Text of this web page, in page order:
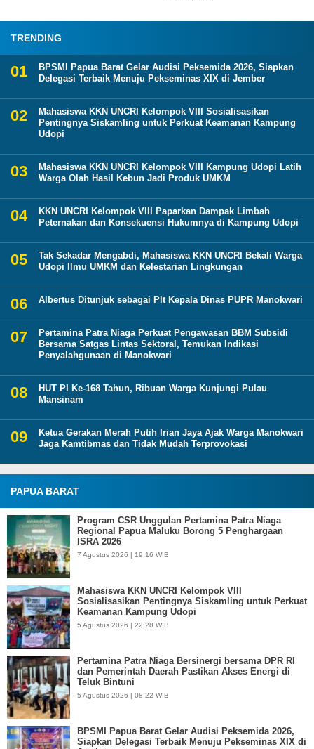
TRENDING
BPSMI Papua Barat Gelar Audisi Peksemida 2026, Siapkan
Delegasi Terbaik Menuju Pekseminas XIX di Jember
Mahasiswa KKN UNCRI Kelompok VIII Sosialisasikan
Pentingnya Siskamling untuk Perkuat Keamanan Kampung
Udopi
Mahasiswa KKN UNCRI Kelompok VIII Kampung Udopi Latih
Warga Olah Hasil Kebun Jadi Produk UMKM
KKN UNCRI Kelompok VIII Paparkan Dampak Limbah
Peternakan dan Konsekuensi Hukumnya di Kampung Udopi
Tak Sekadar Mengabdi, Mahasiswa KKN UNCRI Bekali Warga
Udopi Ilmu UMKM dan Kelestarian Lingkungan
Albertus Ditunjuk sebagai Plt Kepala Dinas PUPR Manokwari
Pertamina Patra Niaga Perkuat Pengawasan BBM Subsidi
Bersama Satgas Lintas Sektoral, Temukan Indikasi
Penyalahgunaan di Manokwari
HUT PI Ke-168 Tahun, Ribuan Warga Kunjungi Pulau
Mansinam
Ketua Gerakan Merah Putih Irian Jaya Ajak Warga Manokwari
Jaga Kamtibmas dan Tidak Mudah Terprovokasi
PAPUA BARAT
Program CSR Unggulan Pertamina Patra Niaga
Regional Papua Maluku Borong 5 Penghargaan
ISRA 2026
7 Agustus 2026 | 19:16 WIB
Mahasiswa KKN UNCRI Kelompok VIII
Sosialisasikan Pentingnya Siskamling untuk Perkuat
Keamanan Kampung Udopi
5 Agustus 2026 | 22:28 WIB
Pertamina Patra Niaga Bersinergi bersama DPR RI
dan Pemerintah Daerah Pastikan Akses Energi di
Teluk Bintuni
5 Agustus 2026 | 08:22 WIB
BPSMI Papua Barat Gelar Audisi Peksemida 2026,
Siapkan Delegasi Terbaik Menuju Pekseminas XIX di